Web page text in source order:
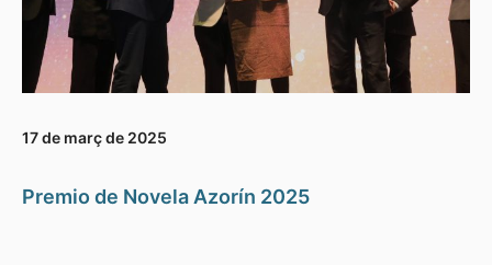
17 de març de 2025
Premio de Novela Azorín 2025